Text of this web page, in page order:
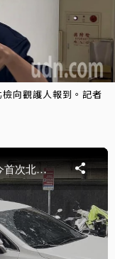
向觀護人報到。記者